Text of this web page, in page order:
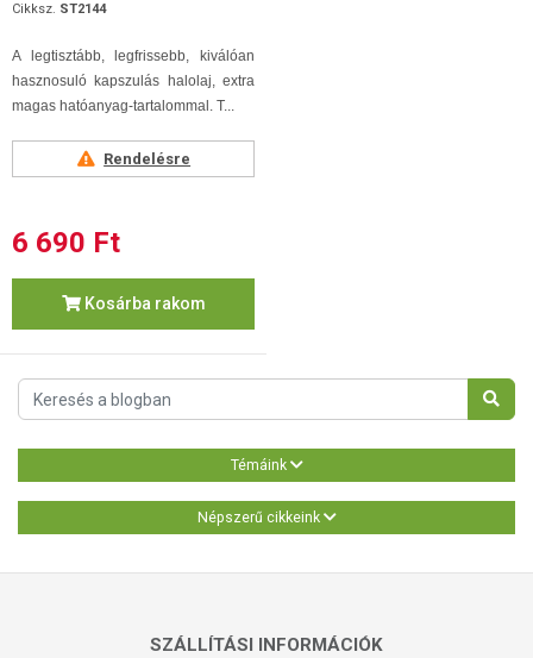
Cikksz. ST2144
A legtisztább, legfrissebb, kiválóan
hasznosuló kapszulás halolaj, extra
magas hatóanyag-tartalommal. T...
Rendelésre
6 690 Ft
Kosárba rakom
Témáink
Népszerű cikkeink
SZÁLLÍTÁSI INFORMÁCIÓK